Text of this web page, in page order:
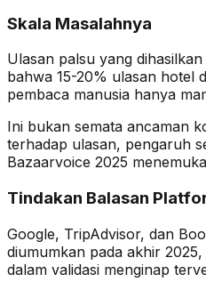
Skala Masalahnya
Ulasan palsu yang
bahwa 15-20% ulasan hotel
pembaca manusia hanya
Ini bukan semata ancaman
terhadap ulasan, pengaruh
Bazaarvoice 2025
Tindakan Balasan
Google, TripAdvisor, dan
diumumkan pada akhir
dalam validasi menginap